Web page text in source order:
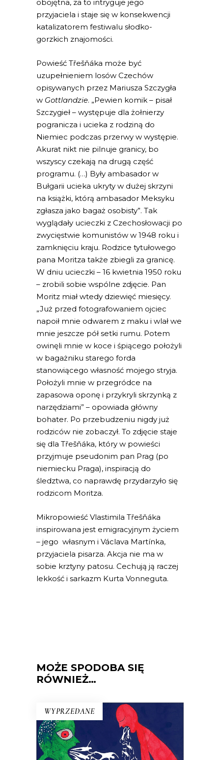
obojętna, za to intryguje jego
przyjaciela i staje się w konsekwencji
katalizatorem festiwalu słodko-
gorzkich znajomości.
Powieść Třešňáka może być
uzupełnieniem losów Czechów
opisywanych przez Mariusza Szczygła
w Gottlandzie. „Pewien komik – pisał
Szczygieł – występuje dla żołnierzy
pogranicza i ucieka z rodziną do
Niemiec podczas przerwy w występie.
Akurat nikt nie pilnuje granicy, bo
wszyscy czekają na drugą część
programu. (…) Były ambasador w
Bułgarii ucieka ukryty w dużej skrzyni
na książki, którą ambasador Meksyku
zgłasza jako bagaż osobisty”. Tak
wyglądały ucieczki z Czechosłowacji po
zwycięstwie komunistów w 1948 roku i
zamknięciu kraju. Rodzice tytułowego
pana Moritza także zbiegli za granicę.
W dniu ucieczki – 16 kwietnia 1950 roku
– zrobili sobie wspólne zdjęcie. Pan
Moritz miał wtedy dziewięć miesięcy.
„Już przed fotografowaniem ojciec
napoił mnie odwarem z maku i wlał we
mnie jeszcze pół setki rumu. Potem
owinęli mnie w koce i śpiącego położyli
w bagażniku starego forda
stanowiącego własność mojego stryja.
Położyli mnie w przegródce na
zapasowa oponę i przykryli skrzynką z
narzędziami” – opowiada główny
bohater. Po przebudzeniu nigdy już
rodziców nie zobaczył. To zdjęcie staje
się dla Třešňáka, który w powieści
przyjmuje pseudonim pan Prag (po
niemiecku Praga), inspiracją do
śledztwa, co naprawdę przydarzyło się
rodzicom Moritza.
Mikropowieść Vlastimila Třešňáka
inspirowana jest emigracyjnym życiem
– jego własnym i Václava Martínka,
przyjaciela pisarza. Akcja nie ma w
sobie krztyny patosu. Cechują ją raczej
lekkość i sarkazm Kurta Vonneguta.
MOŻE SPODOBA SIĘ
RÓWNIEŻ…
WYPRZEDANE